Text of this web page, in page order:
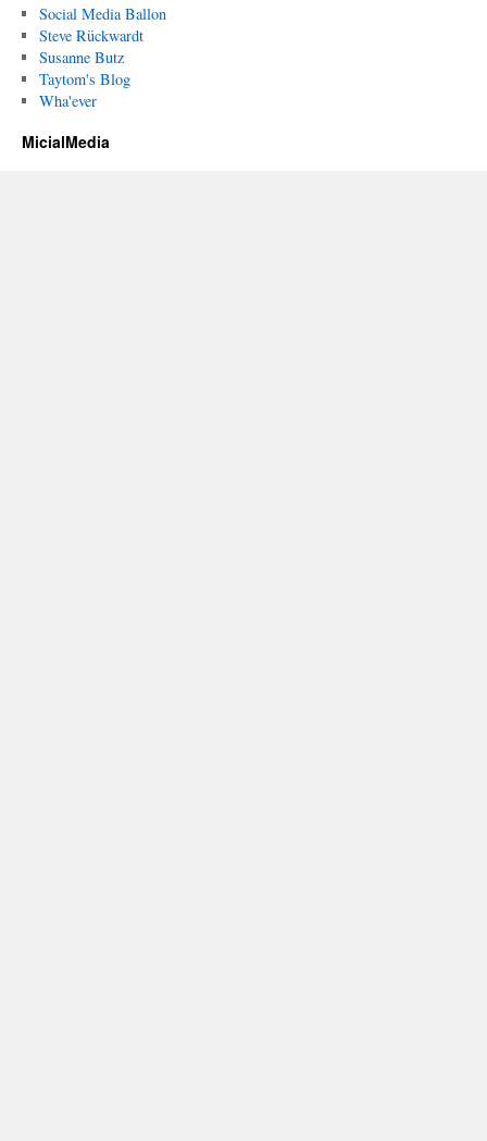
Social Media Ballon
Steve Rückwardt
Susanne Butz
Taytom's Blog
Wha'ever
MicialMedia